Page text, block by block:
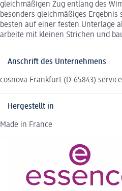
gleichmäßigen Zug entlang des
besonders gleichmäßiges Ergebnis
besten auf einer festen Unterlage
arbeite mit kleinen Strichen und
Anschrift des Unternehmens
cosnova Frankfurt (D-65843)
Hergestellt in
Made in France